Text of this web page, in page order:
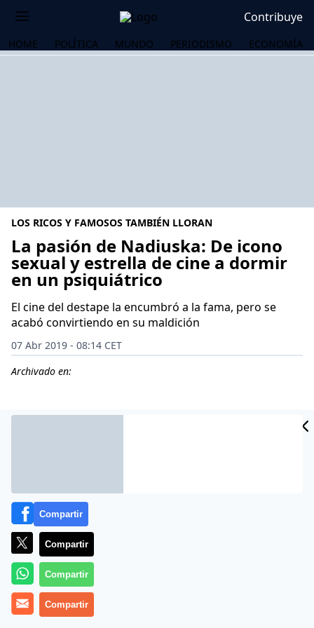
Contribuye
HOME POLÍTICA MUNDO PERIODISMO ECONOMÍA
LOS RICOS Y FAMOSOS TAMBIÉN LLORAN
La pasión de Nadiuska: De icono
sexual y estrella de cine a dormir
en un psiquiátrico
El cine del destape la encumbró a la fama, pero se
acabó convirtiendo en su maldición
07 Abr 2019 - 08:14 CET
Archivado en:
Más información
Compartir
Compartir
Compartir
Compartir